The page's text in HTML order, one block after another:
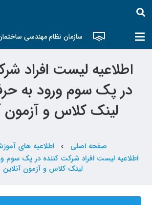
سازمان نظام مهندسی
اطلاعیه لیست افراد
در پک سوم ورود به
لینک کلاس و آزمون
صفحه اصلی chevron_left اطلاعیه های
اطلاعیه لیست افراد شرکت کننده در پک سوم
لینک کلاس و آزمون آنلاین